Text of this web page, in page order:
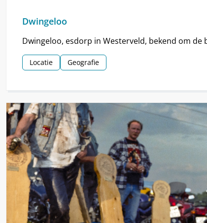
Dwingeloo
Dwingeloo, esdorp in Westerveld, bekend om
Locatie Geografie